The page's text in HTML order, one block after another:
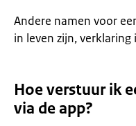
Andere namen voor
in leven zijn,
Hoe verstuur ik
via de app?